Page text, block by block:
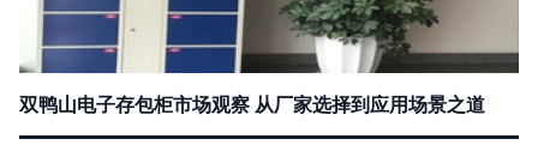
双鸭山电子存包柜市场观察 从厂家选择到应用场景之道